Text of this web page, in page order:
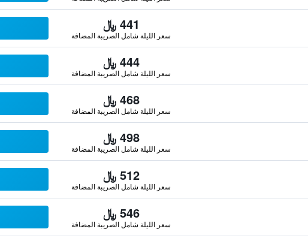
441 ﷼
سعر الليلة شامل الصريبة المضافة
444 ﷼
سعر الليلة شامل الصريبة المضافة
468 ﷼
سعر الليلة شامل الصريبة المضافة
498 ﷼
سعر الليلة شامل الصريبة المضافة
512 ﷼
سعر الليلة شامل الصريبة المضافة
546 ﷼
سعر الليلة شامل الصريبة المضافة